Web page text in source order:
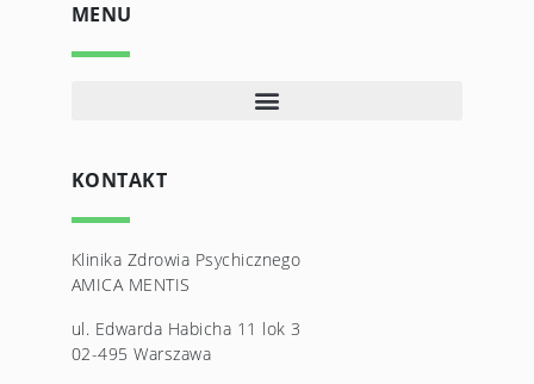
MENU
KONTAKT
Klinika Zdrowia Psychicznego
AMICA MENTIS
ul. Edwarda Habicha 11 lok 3
02-495 Warszawa